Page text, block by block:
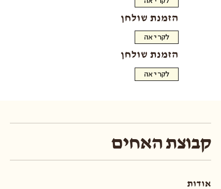
הזמנת שולחן
לקריאה
הזמנת שולחן
לקריאה
קבוצת האחים
אודות